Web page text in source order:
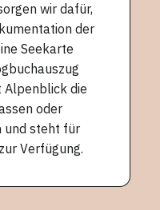
wir dafür,
der
Seekarte
die
oder
und steht für
Verfügung.